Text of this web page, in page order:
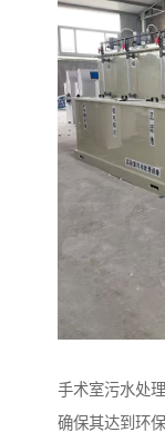
手术室污水处
确保其达到环